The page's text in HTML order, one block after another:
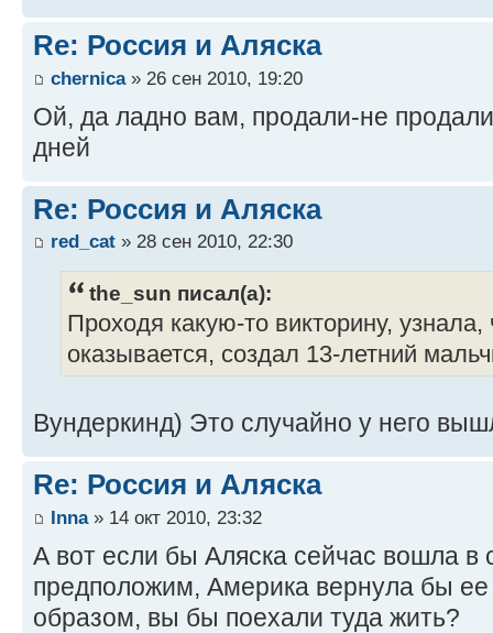
Re: Россия и Аляска
chernica» 26 сен 2010, 19:20
Ой, да ладно вам, продали-не
дней
Re: Россия и Аляска
red_cat » 28 сен 2010, 22:30
the_sun писал(а):
Проходя какую-то викторину,
оказывается, создал 13-летний
Вундеркинд) Это случайно у него
Re: Россия и Аляска
Inna» 14 окт 2010, 23:32
А вот если бы Аляска сейчас вошла в
предположим, Америка вернула бы
образом, вы бы поехали туда жить?